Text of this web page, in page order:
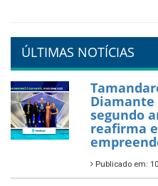
ÚLTIMAS NOTÍCIAS
Diamante
segundo
reafirma
Publicado em: